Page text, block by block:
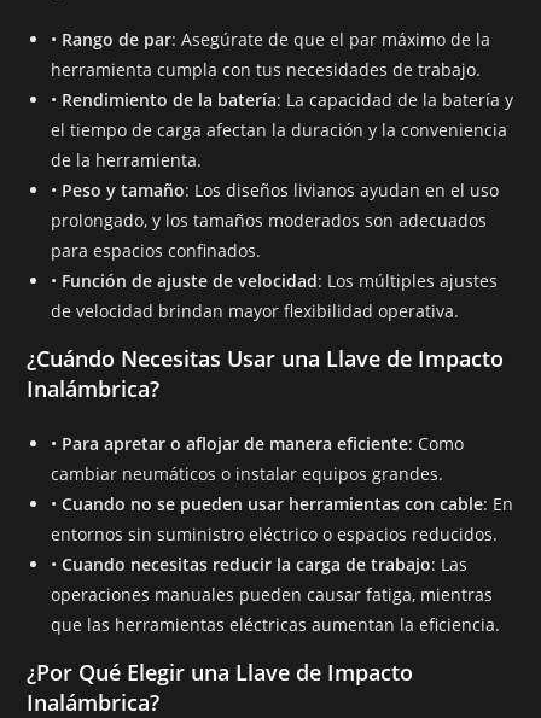
• Rango de par: Asegúrate de que el par máximo de la
herramienta cumpla con tus necesidades de trabajo.
• Rendimiento de la batería: La capacidad de la batería y
el tiempo de carga afectan la duración y la conveniencia
de la herramienta.
• Peso y tamaño: Los diseños livianos ayudan en el uso
prolongado, y los tamaños moderados son adecuados
para espacios confinados.
• Función de ajuste de velocidad: Los múltiples ajustes
de velocidad brindan mayor flexibilidad operativa.
¿Cuándo Necesitas Usar una Llave de Impacto
Inalámbrica?
• Para apretar o aflojar de manera eficiente: Como
cambiar neumáticos o instalar equipos grandes.
•Cuando no se pueden usar herramientas con cable: En
entornos sin suministro eléctrico o espacios reducidos.
•Cuando necesitas reducir la carga de trabajo: Las
operaciones manuales pueden causar fatiga, mientras
que las herramientas eléctricas aumentan la eficiencia.
¿Por Qué Elegir una Llave de Impacto
Inalámbrica?